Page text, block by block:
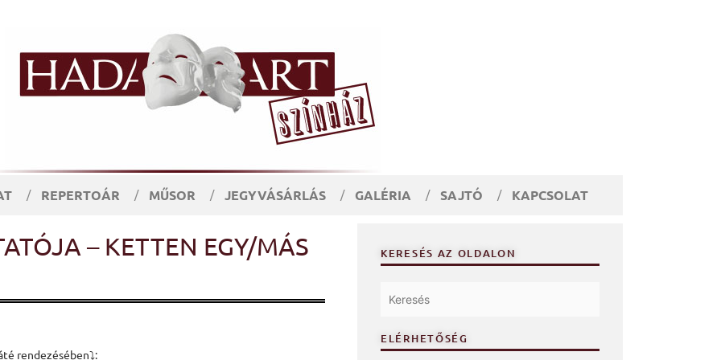
REPERTOÁR MŰSOR JEGYVÁSÁRLÁS GALÉRIA SAJTÓ KAPCSOLAT
– KETTEN EGY/MÁS
rendezésében⤵️:
KERESÉS AZ OLDALON
ELÉRHETŐSÉG